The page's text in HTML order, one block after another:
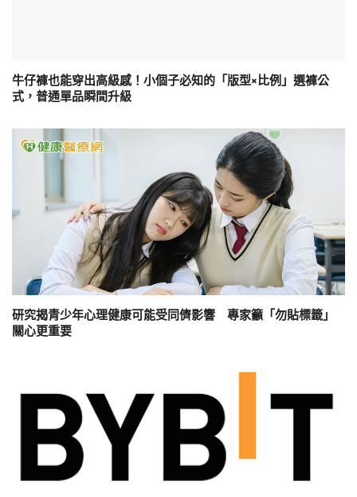
牛仔褲也能穿出高級感！小個子必知的「版型×比例」選褲公
式，普通單品瞬間升級
研究揭青少年心理健康可能受同儕影響 專家籲「勿貼標籤」
關心更重要